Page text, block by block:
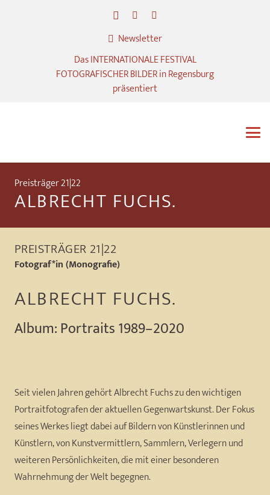
Newsletter
Das INTERNATIONALE FESTIVAL
FOTOGRAFISCHER BILDER in Regensburg
präsentiert
Preisträger 21|22
ALBRECHT FUCHS.
PREISTRÄGER 21|22
Fotograf*in (Monografie)
ALBRECHT FUCHS.
Album: Portraits 1989–2020
Seit vielen Jahren gehört Albrecht Fuchs zu den wichtigen
Portraitfotografen der aktuellen Gegenwartskunst. Der Fokus
seines Werkes liegt dabei auf Bildern von Künstlerinnen und
Künstlern, von Kunstvermittlern, Sammlern, Verlegern und
weiteren Persönlichkeiten, die mit einer besonderen
Wahrnehmung der Welt begegnen.